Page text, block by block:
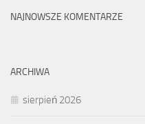
NAJNOWSZE KOMENTARZE
ARCHIWA
sierpień 2026